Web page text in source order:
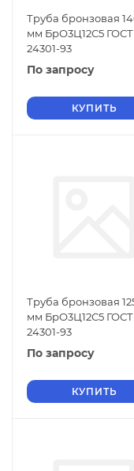
Труба бронзовая
мм БрО3Ц12С5 ГОСТ
24301-93
По запросу
КУПИТЬ
Труба бронзовая
мм БрО3Ц12С5 ГОСТ
24301-93
По запросу
КУПИТЬ